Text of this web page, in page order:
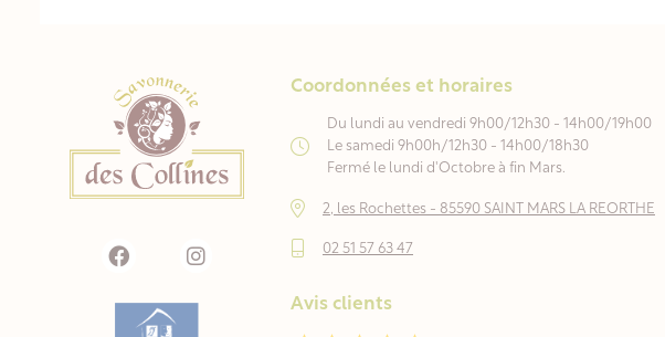
Coordonnées et horaires
Du lundi au vendredi 9h00/12h30 - 14h00/19h00
Le samedi 9h00h/12h30 - 14h00/18h30
Fermé le lundi d'Octobre à fin Mars.
2, les Rochettes - 85590 SAINT MARS LA REORTHE
02 51 57 63 47
Avis clients